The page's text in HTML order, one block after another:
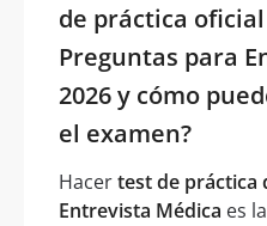
de práctica
Preguntas para
2026 y cómo
el examen?
Hacertest de práctica
Entrevista Médica es